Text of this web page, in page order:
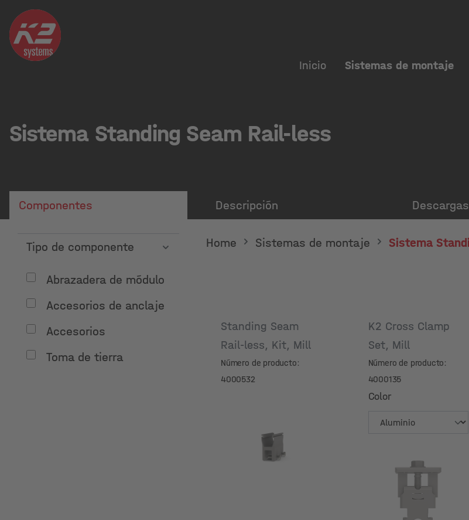
Inicio Sistemas de montaje
Sistema Standing Seam Rail-less
Componentes Descripción Descargas
Tipo de componente
Abrazadera de módulo
Accesorios de anclaje
Accesorios
Toma de tierra
Home Sistemas de montaje Sistema
Standing Seam
Rail-less, Kit, Mill
Número de producto:
4000532
K2 Cross Clamp
Set, Mill
Número de producto:
4000135
Color